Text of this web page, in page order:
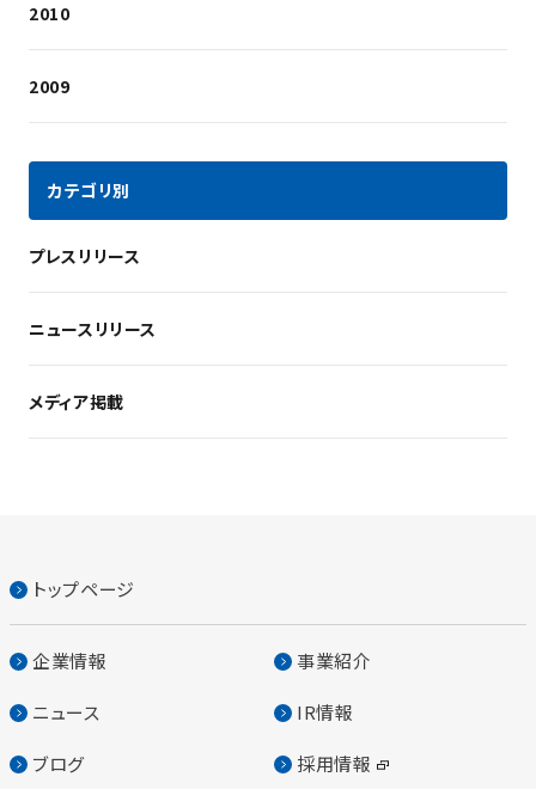
2010
2009
カテゴリ別
プレスリリース
ニュースリリース
メディア掲載
トップページ
企業情報 事業紹介
ニュース IR情報
ブログ 採用情報